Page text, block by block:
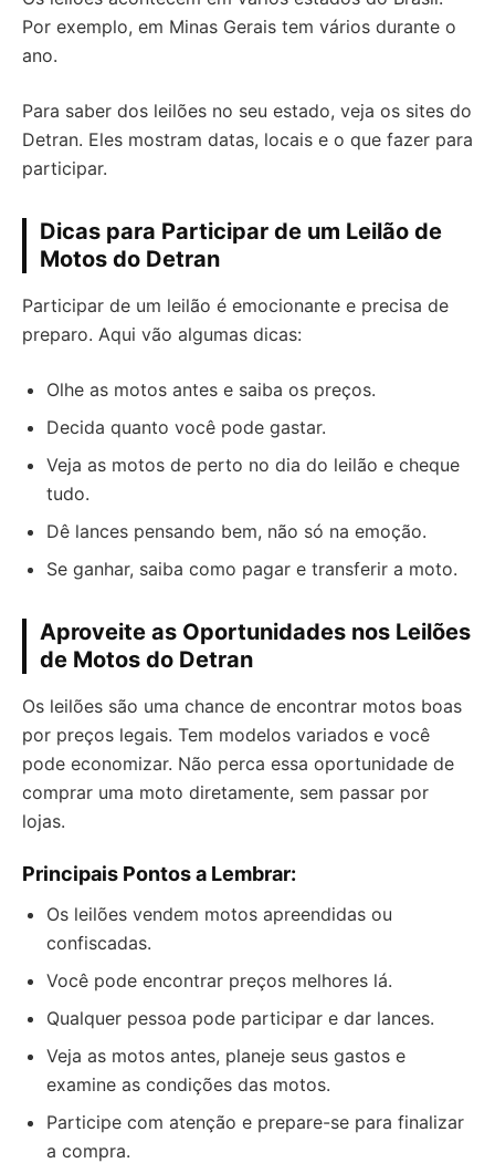
Por exemplo, em Minas Gerais tem vários durante o
ano.
Para saber dos leilões no seu estado, veja os sites do
Detran. Eles mostram datas, locais e o que fazer para
participar.
Dicas para Participar de um Leilão de
Motos do Detran
Participar de um leilão é emocionante e precisa de
preparo. Aqui vão algumas dicas:
Olhe as motos antes e saiba os preços.
Decida quanto você pode gastar.
Veja as motos de perto no dia do leilão e cheque
tudo.
Dê lances pensando bem, não só na emoção.
Se ganhar, saiba como pagar e transferir a moto.
Aproveite as Oportunidades nos Leilões
de Motos do Detran
Os leilões são uma chance de encontrar motos boas
por preços legais. Tem modelos variados e você
pode economizar. Não perca essa oportunidade de
comprar uma moto diretamente, sem passar por
lojas.
Principais Pontos a Lembrar:
Os leilões vendem motos apreendidas ou
confiscadas.
Você pode encontrar preços melhores lá.
Qualquer pessoa pode participar e dar lances.
Veja as motos antes, planeje seus gastos e
examine as condições das motos.
Participe com atenção e prepare-se para finalizar
a compra.